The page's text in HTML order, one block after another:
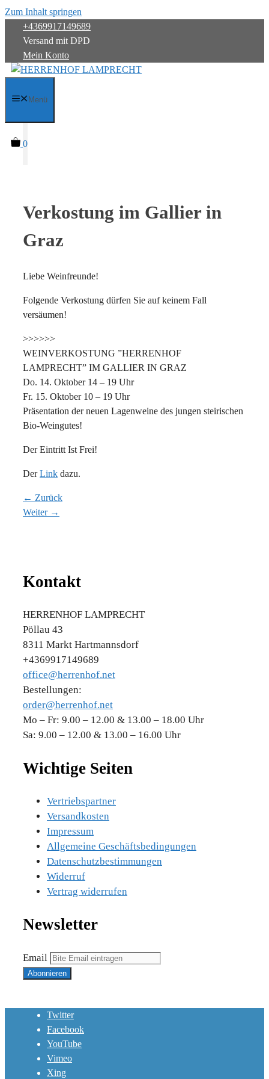
Zum Inhalt springen
+4369917149689
Versand mit DPD
Mein Konto
Menü
0
Verkostung im Gallier in
Graz
Liebe Weinfreunde!
Folgende Verkostung dürfen Sie auf keinem Fall
versäumen!
>>>>>>
WEINVERKOSTUNG ”HERRENHOF
LAMPRECHT” IM GALLIER IN GRAZ
Do. 14. Oktober 14 – 19 Uhr
Fr. 15. Oktober 10 – 19 Uhr
Präsentation der neuen Lagenweine des jungen steirischen
Bio-Weingutes!
Der Eintritt Ist Frei!
DerLink dazu.
← Zurück
Weiter →
Kontakt
HERRENHOF LAMPRECHT
Pöllau 43
8311 Markt Hartmannsdorf
+4369917149689
office@herrenhof.net
Bestellungen:
order@herrenhof.net
Mo – Fr: 9.00 – 12.00 & 13.00 – 18.00 Uhr
Sa: 9.00 – 12.00 & 13.00 – 16.00 Uhr
Wichtige Seiten
Vertriebspartner
Versandkosten
Impressum
Allgemeine Geschäftsbedingungen
Datenschutzbestimmungen
Widerruf
Vertrag widerrufen
Newsletter
Email
Twitter
Facebook
YouTube
Vimeo
Xing